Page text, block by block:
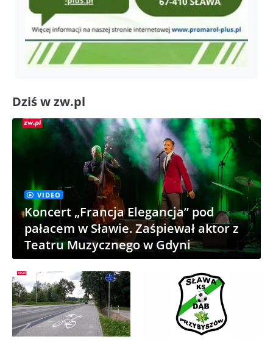
Dziś w zw.pl
VIDEO
Koncert „Francja Elegancja” pod
pałacem w Sławie. Zaśpiewał aktor z
Teatru Muzycznego w Gdyni